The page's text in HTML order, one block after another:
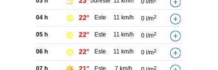
0 l/m
04 h 22° Este 11 km/h 0 l/m2
05 h 22° Este 11 km/h 0 l/m2
06 h 22° Este 11 km/h 0 l/m2
2